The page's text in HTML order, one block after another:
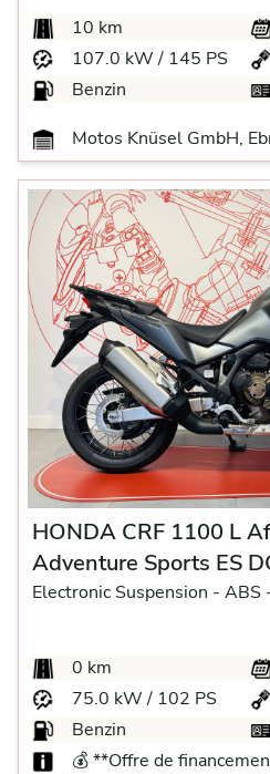
10 km
107.0 kW / 145 PS
Benzin
Motos Knüsel GmbH,
HONDA CRF 1100 L
Adventure Sports ES
Electronic Suspension - ABS
0 km
75.0 kW / 102 PS
Benzin
💰 **Offre de